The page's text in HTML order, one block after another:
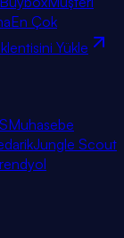
En Çok
Yükle
Muhasebe
Jungle Scout